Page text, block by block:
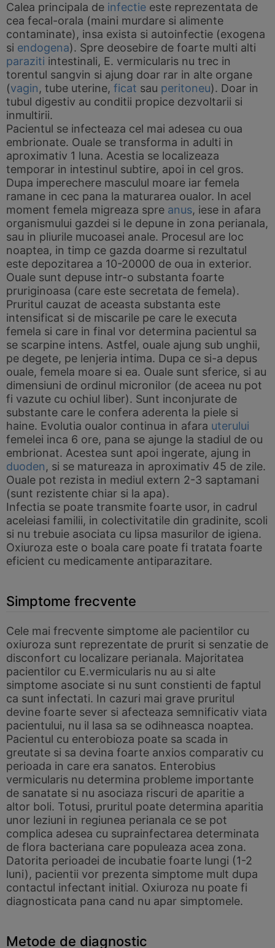
Calea principala de infectie este reprezentata de
cea fecal-orala (maini murdare si alimente
contaminate), insa exista si autoinfectie (exogena
si endogena). Spre deosebire de foarte multi alti
paraziti intestinali, E. vermicularis nu trec in
torentul sangvin si ajung doar rar in alte organe
(vagin, tube uterine, ficat sau peritoneu). Doar in
tubul digestiv au conditii propice dezvoltarii si
inmultirii.
Pacientul se infecteaza cel mai adesea cu oua
embrionate. Ouale se transforma in adulti in
aproximativ 1 luna. Acestia se localizeaza
temporar in intestinul subtire, apoi in cel gros.
Dupa imperechere masculul moare iar femela
ramane in cec pana la maturarea oualor. In acel
moment femela migreaza spre anus, iese in afara
organismului gazdei si le depune in zona perianala,
sau in pliurile mucoasei anale. Procesul are loc
noaptea, in timp ce gazda doarme si rezultatul
este depozitarea a 10-20000 de oua in exterior.
Ouale sunt depuse intr-o substanta foarte
pruriginoasa (care este secretata de femela).
Pruritul cauzat de aceasta substanta este
intensificat si de miscarile pe care le executa
femela si care in final vor determina pacientul sa
se scarpine intens. Astfel, ouale ajung sub unghii,
pe degete, pe lenjeria intima. Dupa ce si-a depus
ouale, femela moare si ea. Ouale sunt sferice, si au
dimensiuni de ordinul micronilor (de aceea nu pot
fi vazute cu ochiul liber). Sunt inconjurate de
substante care le confera aderenta la piele si
haine. Evolutia oualor continua in afara uterului
femelei inca 6 ore, pana se ajunge la stadiul de ou
embrionat. Acestea sunt apoi ingerate, ajung in
duoden, si se matureaza in aproximativ 45 de zile.
Ouale pot rezista in mediul extern 2-3 saptamani
(sunt rezistente chiar si la apa).
Infectia se poate transmite foarte usor, in cadrul
aceleiasi familii, in colectivitatile din gradinite, scoli
si nu trebuie asociata cu lipsa masurilor de igiena.
Oxiuroza este o boala care poate fi tratata foarte
eficient cu medicamente antiparazitare.
Simptome frecvente
Cele mai frecvente simptome ale pacientilor cu
oxiuroza sunt reprezentate de prurit si senzatie de
disconfort cu localizare perianala. Majoritatea
pacientilor cu E.vermicularis nu au si alte
simptome asociate si nu sunt constienti de faptul
ca sunt infectati. In cazuri mai grave pruritul
devine foarte sever si afecteaza semnificativ viata
pacientului, nu il lasa sa se odihneasca noaptea.
Pacientul cu enterobioza poate sa scada in
greutate si sa devina foarte anxios comparativ cu
perioada in care era sanatos. Enterobius
vermicularis nu determina probleme importante
de sanatate si nu asociaza riscuri de aparitie a
altor boli. Totusi, pruritul poate determina aparitia
unor leziuni in regiunea perianala ce se pot
complica adesea cu suprainfectarea determinata
de flora bacteriana care populeaza acea zona.
Datorita perioadei de incubatie foarte lungi (1-2
luni), pacientii vor prezenta simptome mult dupa
contactul infectant initial. Oxiuroza nu poate fi
diagnosticata pana cand nu apar simptomele.
Metode de diagnostic